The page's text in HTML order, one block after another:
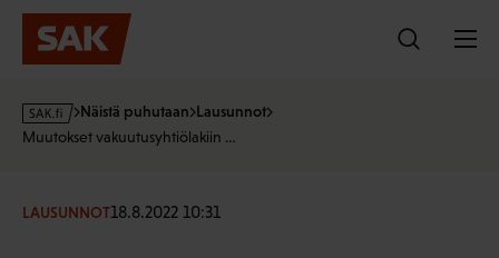
Hyppää
sisältöön
s
a
f
Näistä puhutaan Lausunnot
Muutokset vakuutusyhtiölakiin …
LAUSUNNOT18.8.2022 10:31